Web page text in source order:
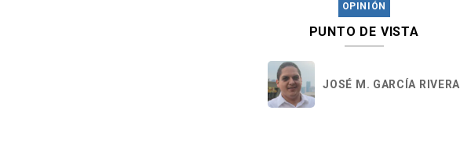
OPINIÓN
PUNTO DE VISTA
JOSÉ M. GARCÍA RIVERA